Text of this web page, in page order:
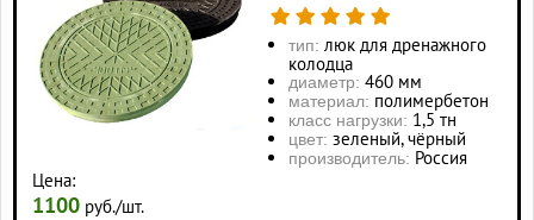
Цена:
1100 руб./шт.
тип: люк для дренажного
колодца
диаметр: 460 мм
материал: полимербетон
класс нагрузки: 1,5 тн
цвет: зеленый, чёрный
производитель: Россия